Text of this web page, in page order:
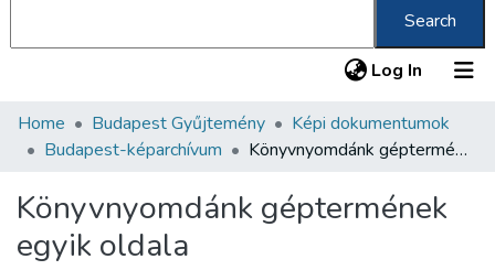
Search
Log In (current)
Communities & Collections
Statistics
About us
Home Budapest Gyűjtemény
Képi dokumentumok
Budapest-képarchívum
Könyvnyomdánk géptermének egyik oldala
Könyvnyomdánk géptermének
egyik oldala